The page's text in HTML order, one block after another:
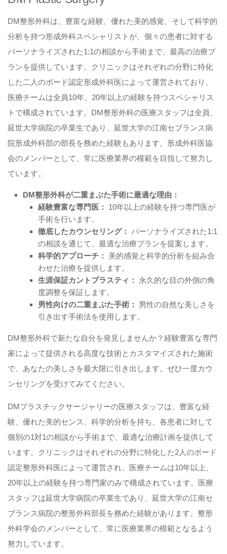
DM整形外科は、豊富な経験、優れた美的感覚、そして科学的
分析を持つ形成外科スペシャリストが、個々の患者に対する
パーソナライズされた1:1の相談から手術まで、最高の治療プ
ランを提供しています。クリニックはそれぞれの分野に特化
した二人のボード認定形成外科医によって運営されており、
医療チームは全員10年、20年以上の経験を持つスペシャリス
トで構成されています。DM整形外科の医療スタッフは全員、
延世大学病院の卒業生であり、延世大学の江南セブランス病
院形成外科部の部長を務めた経験もあります。形成外科医協
会のメンバーとして、常に医療業界の模範を目指して努力し
ています。
DM整形外科が二重まぶた手術に最適な理由：
経験豊富な専門医：
10年以上の経験を持つ専門医が
手術を行います。
徹底したカウンセリング： パーソナライズされた1:1
の相談を通じて、最適な治療プランを提案します。
科学的アプローチ：
美的感覚と科学的分析を組み合
わせた治療を提供します。
生涯保証カントプラスティ：
永久的な目の外側の角
度調整を保証します。
男性向けの二重まぶた手術：
男性の自然な美しさを
引き出す手術法を使用します。
DM整形外科で新たな自分を発見しませんか？経験豊富な専門
家によって提供される高度な技術とカスタマイズされた施術
で、あなたの美しさを最大限に引き出します。ぜひ一度カウ
ンセリングを受けてみてください。
DMプラスチックサージャリーの医療スタッフは、豊富な経
験、優れた美的センス、科学的分析を持ち、各患者に対して
個別の1対1の相談から手術まで、最適な治療計画を提供して
います。クリニックはそれぞれの分野に特化した2人のボード
認定整形外科医によって運営され、医療チームは10年以上、
20年以上の経験を持つ専門家のみで構成されています。医療
スタッフは延世大学病院の卒業生であり、延世大学の江南セ
ブランス病院の整形外科部長を務めた経験があります。整形
外科学会のメンバーとして、常に医療業界の模範となるよう
努力しています。